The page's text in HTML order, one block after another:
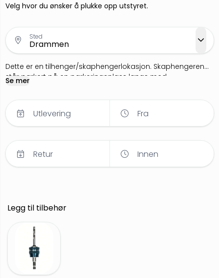
Velg hvor du ønsker å plukke opp utstyret.
Sted
Dette er en tilhenger/skaphengerlokasjon. Skaphengeren
står parkert på en parkeringsplass langs med
Se mer
Utlevering Fra
Retur Innen
Legg til tilbehør